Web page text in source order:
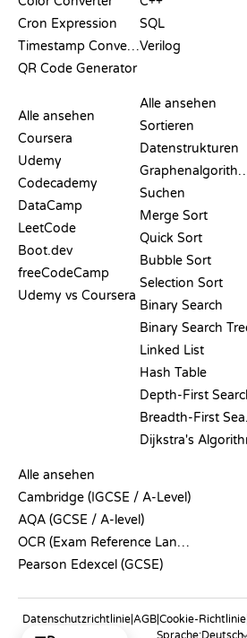
Cron Expression
Timestamp Converter
QR Code Generator
SQL
Verilog
Alle ansehen
Coursera
Udemy
Codecademy
DataCamp
LeetCode
Boot.dev
freeCodeCamp
Udemy vs Coursera
Alle ansehen
Sortieren
Datenstrukturen
Suchen
Merge Sort
Quick Sort
Bubble Sort
Selection Sort
Binary Search
Binary Search
Linked List
Hash Table
Depth-First
Dijkstra's
Alle ansehen
Cambridge (IGCSE / A-Level)
AQA (GCSE / A-level)
OCR (Exam Reference Language)
Pearson Edexcel (GCSE)
Datenschutzrichtlinie|AGB|Cookie-Richtlinie|
Sprache: